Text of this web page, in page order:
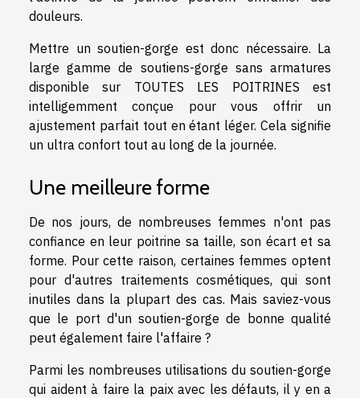
douleurs.
Mettre un soutien-gorge est donc nécessaire. La
large gamme de soutiens-gorge sans armatures
disponible sur TOUTES LES POITRINES est
intelligemment conçue pour vous offrir un
ajustement parfait tout en étant léger. Cela signifie
un ultra confort tout au long de la journée.
Une meilleure forme
De nos jours, de nombreuses femmes n'ont pas
confiance en leur poitrine sa taille, son écart et sa
forme. Pour cette raison, certaines femmes optent
pour d'autres traitements cosmétiques, qui sont
inutiles dans la plupart des cas. Mais saviez-vous
que le port d'un soutien-gorge de bonne qualité
peut également faire l'affaire ?
Parmi les nombreuses utilisations du soutien-gorge
qui aident à faire la paix avec les défauts, il y en a